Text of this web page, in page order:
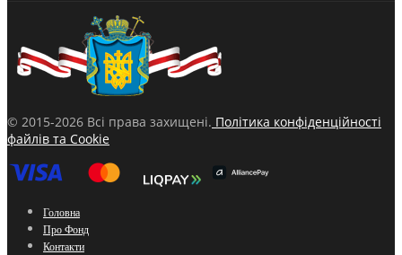
© 2015-2026 Всі права захищені. Політика конфіденційності
файлів та Cookie
Головна
Про Фонд
Контакти